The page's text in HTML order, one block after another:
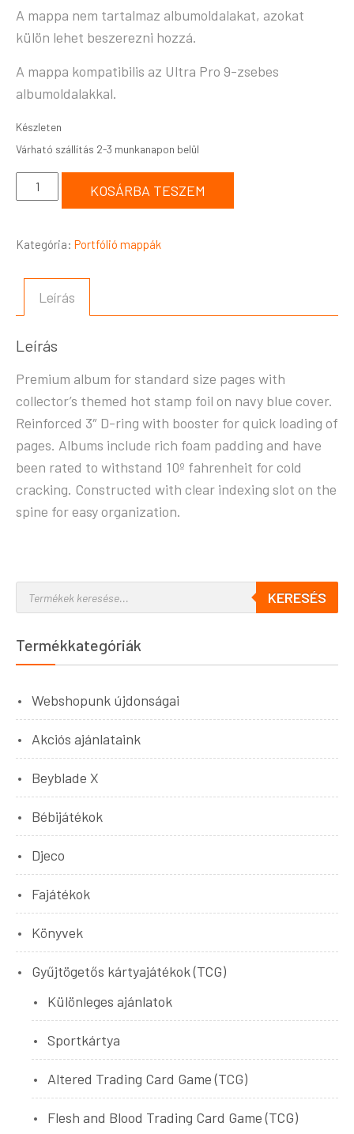
A mappa nem tartalmaz albumoldalakat, azokat
külön lehet beszerezni hozzá.
A mappa kompatibilis az Ultra Pro 9-zsebes
albumoldalakkal.
Készleten
KOSÁRBA TESZEM
Kategória: Portfólió mappák
Leírás
Leírás
Premium album for standard size pages with
collector’s themed hot stamp foil on navy blue cover.
Reinforced 3″ D-ring with booster for quick loading of
pages. Albums include rich foam padding and have
been rated to withstand 10º fahrenheit for cold
cracking. Constructed with clear indexing slot on the
spine for easy organization.
KERESÉS
Termékkategóriák
Webshopunk újdonságai
Akciós ajánlataink
Beyblade X
Bébijátékok
Djeco
Fajátékok
Könyvek
Gyűjtögetős kártyajátékok (TCG)
Különleges ajánlatok
Sportkártya
Altered Trading Card Game (TCG)
Flesh and Blood Trading Card Game (TCG)